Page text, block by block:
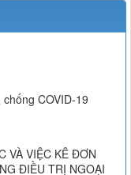
COVID-19
VIỆC KÊ ĐƠN
ĐIỀU TRỊ NGOẠI